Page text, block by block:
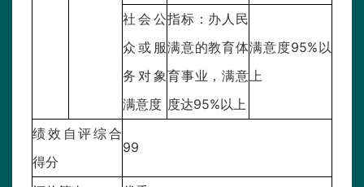
社会公
众或服
务对象
满意度
指标：办人民
满意的教育体
育事业，满意
度达95%以上
满意度95%以
上
绩效自评综合
得分
99